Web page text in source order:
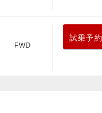
FWD
試乗予約